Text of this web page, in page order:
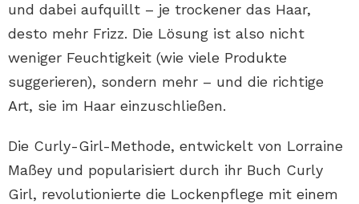
und dabei aufquillt – je trockener das Haar,
desto mehr Frizz. Die Lösung ist also nicht
weniger Feuchtigkeit (wie viele Produkte
suggerieren), sondern mehr – und die richtige
Art, sie im Haar einzuschließen.
Die Curly-Girl-Methode, entwickelt von Lorraine
Maßey und popularisiert durch ihr Buch Curly
Girl, revolutionierte die Lockenpflege mit einem